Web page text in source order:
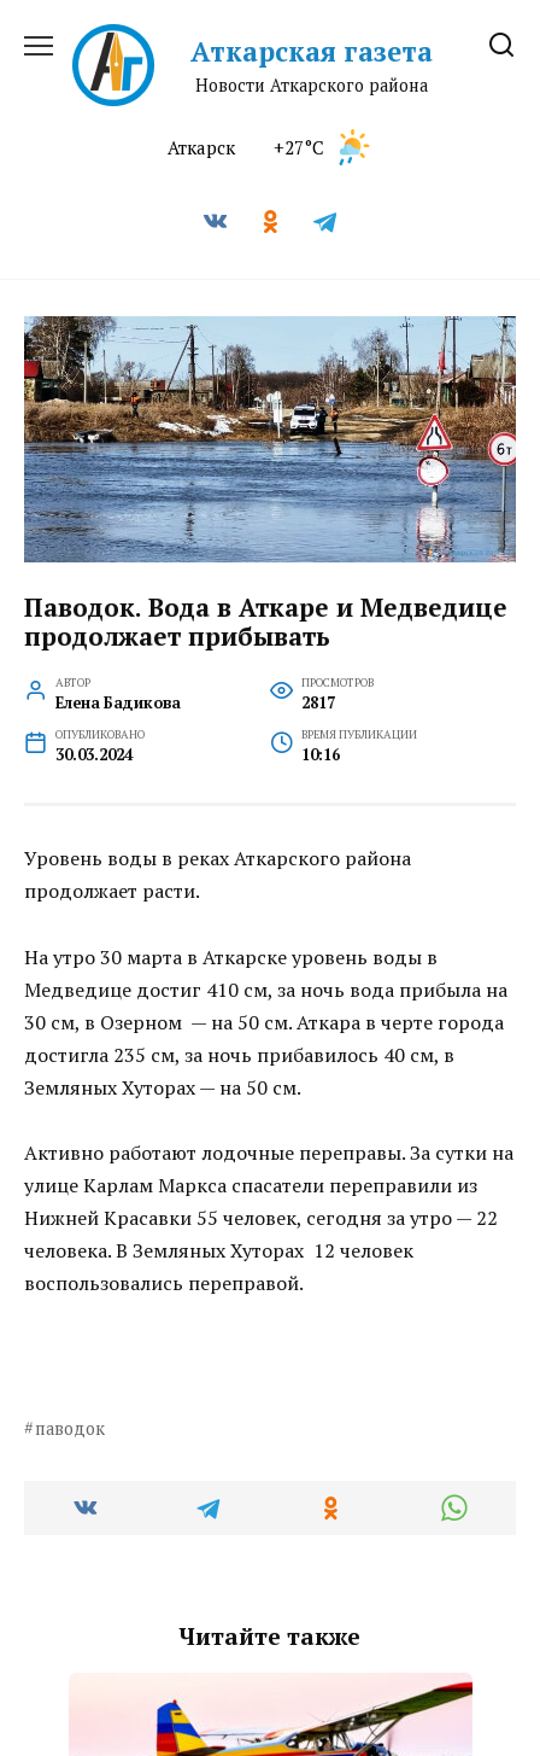
содержанию
Аткарская газета
Новости Аткарского района
Аткарск +27°C
Паводок. Вода в Аткаре и Медведице
продолжает прибывать
АВТОР
Елена Бадикова
ПРОСМОТРОВ
2817
ОПУБЛИКОВАНО
30.03.2024
ВРЕМЯ ПУБЛИКАЦИИ
10:16
Уровень воды в реках Аткарского района
продолжает расти.
На утро 30 марта в Аткарске уровень воды в
Медведице достиг 410 см, за ночь вода прибыла на
30 см, в Озерном — на 50 см. Аткара в черте города
достигла 235 см, за ночь прибавилось 40 см, в
Земляных Хуторах — на 50 см.
Активно работают лодочные переправы. За сутки на
улице Карлам Маркса спасатели переправили из
Нижней Красавки 55 человек, сегодня за утро — 22
человека. В Земляных Хуторах 12 человек
воспользовались переправой.
паводок
Читайте также